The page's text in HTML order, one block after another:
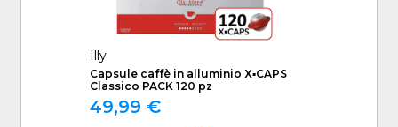
Illy
Capsule caffè in alluminio X▪CAPS
Classico PACK 120 pz
49,99 €